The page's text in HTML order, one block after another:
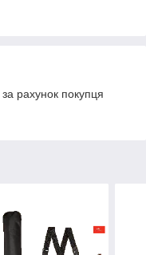
рахунок покупця